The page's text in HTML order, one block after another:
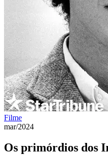
Filme
mar/2024
Os primórdios dos